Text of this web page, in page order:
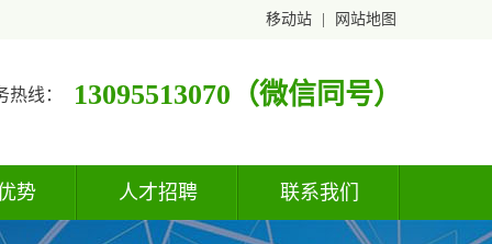
移动站 网站地图
热线： 13095513070（微信同号）
势 人才招聘 联系我们